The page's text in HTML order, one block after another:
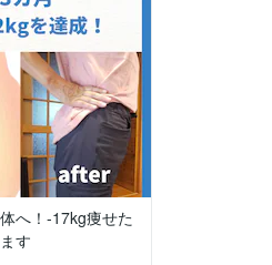
へ！-17kg痩せた
す